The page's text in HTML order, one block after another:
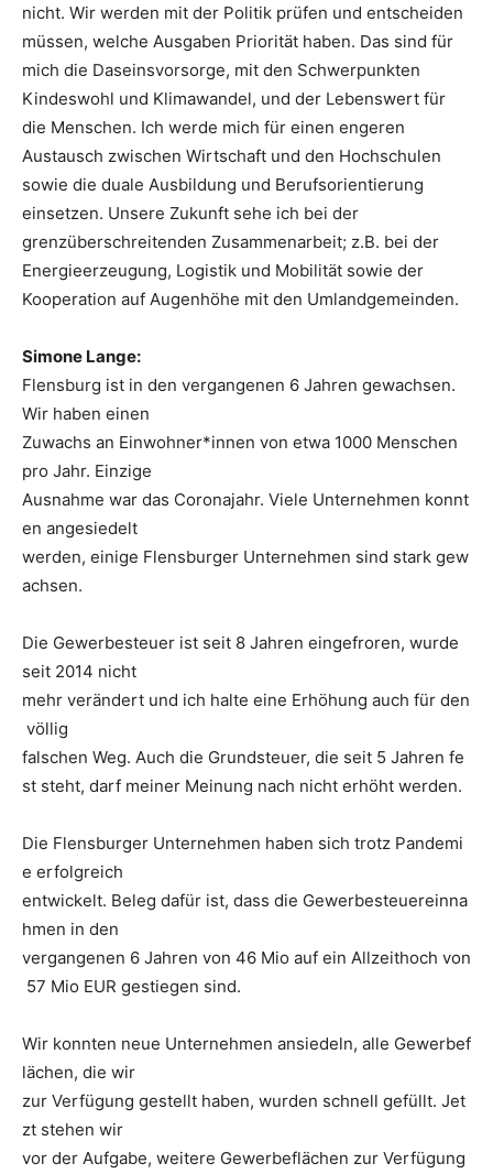
nicht. Wir werden mit der Politik prüfen und entscheiden
müssen, welche Ausgaben Priorität haben. Das sind für
mich die Daseinsvorsorge, mit den Schwerpunkten
Kindeswohl und Klimawandel, und der Lebenswert für
die Menschen. Ich werde mich für einen engeren
Austausch zwischen Wirtschaft und den Hochschulen
sowie die duale Ausbildung und Berufsorientierung
einsetzen. Unsere Zukunft sehe ich bei der
grenzüberschreitenden Zusammenarbeit; z.B. bei der
Energieerzeugung, Logistik und Mobilität sowie der
Kooperation auf Augenhöhe mit den Umlandgemeinden.
Simone Lange:
Flensburg ist in den vergangenen 6 Jahren gewachsen.
Wir haben einen
Zuwachs an Einwohner*innen von etwa 1000 Menschen
pro Jahr. Einzige
Ausnahme war das Coronajahr. Viele Unternehmen konnt
en angesiedelt
werden, einige Flensburger Unternehmen sind stark gew
achsen.
Die Gewerbesteuer ist seit 8 Jahren eingefroren, wurde
seit 2014 nicht
mehr verändert und ich halte eine Erhöhung auch für den
völlig
falschen Weg. Auch die Grundsteuer, die seit 5 Jahren fe
st steht, darf meiner Meinung nach nicht erhöht werden.
Die Flensburger Unternehmen haben sich trotz Pandemi
e erfolgreich
entwickelt. Beleg dafür ist, dass die Gewerbesteuereinna
hmen in den
vergangenen 6 Jahren von 46 Mio auf ein Allzeithoch von
57 Mio EUR gestiegen sind.
Wir konnten neue Unternehmen ansiedeln, alle Gewerbef
lächen, die wir
zur Verfügung gestellt haben, wurden schnell gefüllt. Jet
zt stehen wir
vor der Aufgabe, weitere Gewerbeflächen zur Verfügung